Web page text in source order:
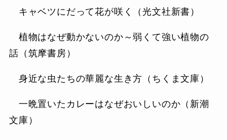
キャベツにだって花が咲く（光文社新書）
植物はなぜ動かないのか～弱くて強い植物の
話（筑摩書房）
身近な虫たちの華麗な生き方（ちくま文庫）
一晩置いたカレーはなぜおいしいのか（新潮
文庫）